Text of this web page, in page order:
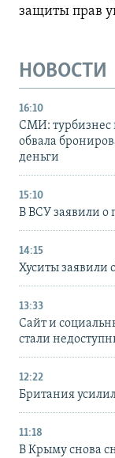
защиты прав
НОВОСТИ
16:10
СМИ: турбизнес
обвала
деньги
15:10
В ВСУ заявили о
14:15
Хуситы заявили
13:33
Сайт и
стали
12:22
Британия
11:18
В Крыму снова